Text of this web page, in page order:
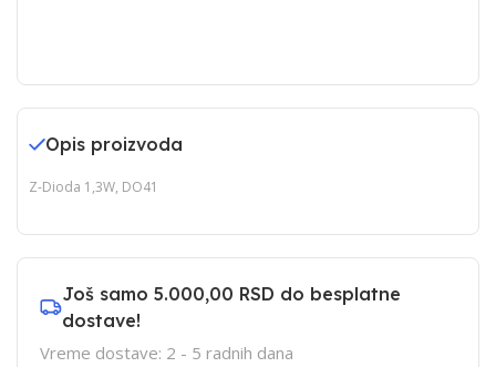
Opis proizvoda
Z-Dioda 1,3W, DO41
Još samo 5.000,00 RSD do besplatne
dostave!
Vreme dostave: 2 - 5 radnih dana